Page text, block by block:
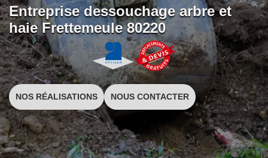
Entreprise dessouchage arbre et
haie Frettemeule 80220
NOS RÉALISATIONS NOUS CONTACTER